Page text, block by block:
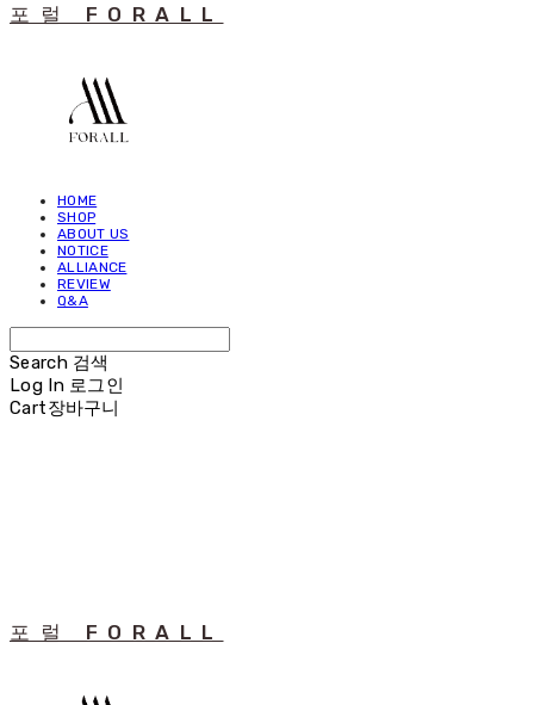
포럴 FORALL
HOME
SHOP
ABOUT US
NOTICE
ALLIANCE
REVIEW
Q&A
Search 검색
Log In 로그인
Cart장바구니
포럴 FORALL